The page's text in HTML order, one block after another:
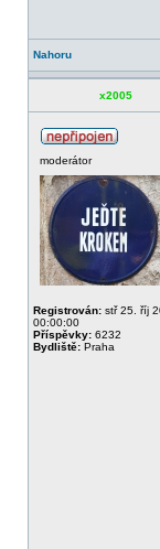
Nahoru
x2005
moderátor
Registrován: stř 25. říj
00:00:00
Příspěvky: 6232
Bydliště: Praha